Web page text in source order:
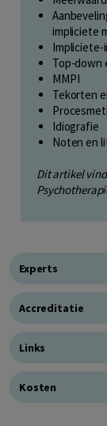
impliciete
Top-down
MMPI
Tekorten
Idiografie
Noten en
Dit artikel
Experts
Links
Accreditatie
Kosten